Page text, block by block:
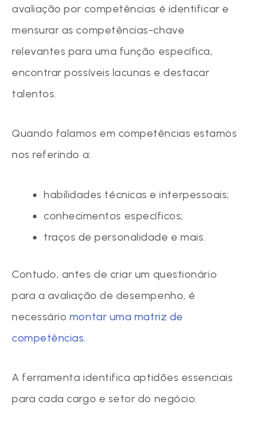
avaliação por competências é identificar e
mensurar as competências-chave
relevantes para uma função específica,
encontrar possíveis lacunas e destacar
talentos.
Quando falamos em competências estamos
nos referindo a:
habilidades técnicas e interpessoais;
conhecimentos específicos;
traços de personalidade e mais.
Contudo, antes de criar um questionário
para a avaliação de desempenho, é
necessário montar uma matriz de
competências.
A ferramenta identifica aptidões essenciais
para cada cargo e setor do negócio.